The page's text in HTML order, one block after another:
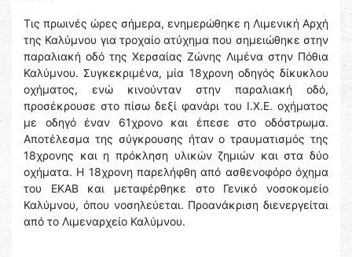
Τις πρωινές ώρες σήμερα, ενημερώθηκε η Λιμενική Αρχή
της Καλύμνου για τροχαίο ατύχημα που σημειώθηκε στην
παραλιακή οδό της Χερσαίας Ζώνης Λιμένα στην Πόθια
Καλύμνου. Συγκεκριμένα, μία 18χρονη οδηγός δίκυκλου
οχήματος, ενώ κινούνταν στην παραλιακή οδό,
προσέκρουσε στο πίσω δεξί φανάρι του Ι.Χ.Ε. οχήματος
με οδηγό έναν 61χρονο και έπεσε στο οδόστρωμα.
Αποτέλεσμα της σύγκρουσης ήταν ο τραυματισμός της
18χρονης και η πρόκληση υλικών ζημιών και στα δύο
οχήματα. Η 18χρονη παρελήφθη από ασθενοφόρο όχημα
του ΕΚΑΒ και μεταφέρθηκε στο Γενικό νοσοκομείο
Καλύμνου, όπου νοσηλεύεται. Προανάκριση διενεργείται
από το Λιμεναρχείο Καλύμνου.